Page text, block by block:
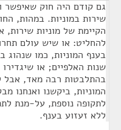
גם קודם היה חוק שאיפשר
שירות במוניות. במהות,
הקיימת של מוניות שירות,
להחליט: או שיש עולם
בענף המוניות, כמו שנהוג
שנות האלפיים; או
בהתלבטות רבה מאד, אבל
המוניות, ביקשנו ואנחנו
לתקופה נוספת, על-מנת
ללא זעזוע בענף.